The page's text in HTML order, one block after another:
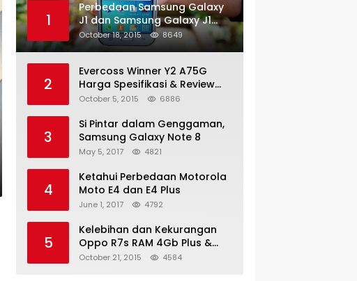
1
Perbedaan Samsung Galaxy
J1 dan Samsung Galaxy J1
Ace
October 18, 2015 8649
2
Evercoss Winner Y2 A75G
Harga Spesifikasi & Review
Lengkap
October 5, 2015 6886
3
Si Pintar dalam Genggaman,
Samsung Galaxy Note 8
May 5, 2017 4821
4
Ketahui Perbedaan Motorola
Moto E4 dan E4 Plus
June 1, 2017 4792
5
Kelebihan dan Kekurangan
Oppo R7s RAM 4Gb Plus &
Minus
October 21, 2015 4584